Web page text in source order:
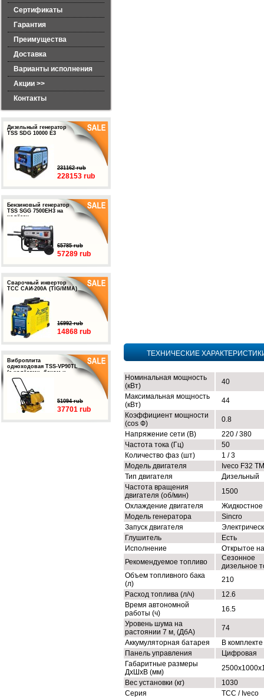
Сертификаты
Гарантия
Преимущества
Доставка
Варианты исполнения
Акции >>
Контакты
Дизельный генератор
TSS SDG 10000 E3
231162 rub
228153 rub
Бензиновый генератор
TSS SGG 7500EH3 на
колёсах
65785 rub
57289 rub
Сварочный инвертор
ТСС САИ-200А (TIG/MMA)
16992 rub
14868 rub
Виброплита
одноходовая TSS-VP90TL
(с колёсами, баком и
подошвой)
51094 rub
37701 rub
ТЕХНИЧЕСКИЕ
Номинальная мощность
(кВт)
40
Максимальная мощность
(кВт)
44
Коэффициент мощности
(cos Ф)
0.8
Напряжение сети (В)
220 / 380
Частота тока (Гц)
50
Количество фаз (шт)
1 / 3
Модель двигателя
Iveco F32
Тип двигателя
Дизельный
Частота вращения
двигателя (об/мин)
1500
Охлаждение двигателя
Жидкостное
Модель генератора
Sincro
Запуск двигателя
Глушитель
Есть
Исполнение
Открытое
Рекомендуемое топливо
Сезонное
дизельное
Объем топливного бака
(л)
210
Расход топлива (л/ч)
12.6
Время автономной
работы (ч)
16.5
Уровень шума на
растоянии 7 м, (ДбА)
74
Аккумуляторная батарея
В комплекте
Панель управления
Цифровая
Габаритные размеры
ДхШхВ (мм)
Вес установки (кг)
1030
Серия
ТСС / Iveco